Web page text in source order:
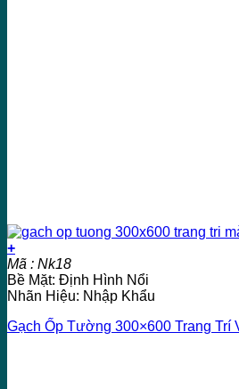
+
Mã : Nk18
Bề Mặt: Định Hình Nổi
Nhãn Hiệu: Nhập Khẩu
Gạch Ốp Tường 300×600 Trang Trí